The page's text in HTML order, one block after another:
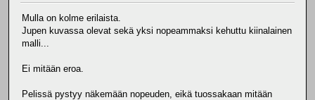
Mulla on kolme erilaista.
Jupen kuvassa olevat sekä yksi nopeammaksi kehuttu kiinalainen
malli...
Ei mitään eroa.
Pelissä pystyy näkemään nopeuden, eikä tuossakaan mitään